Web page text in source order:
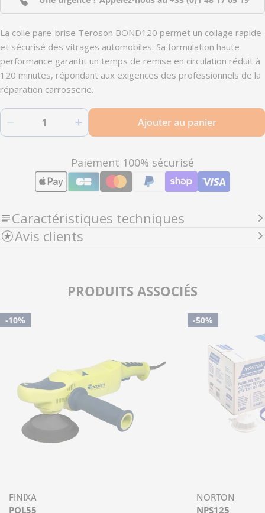
La colle pare-brise Teroson BOND120 permet un collage rapide
et sécurisé des vitrages automobiles. Sa formulation haute
performance garantit un temps de remise en circulation réduit à
120 minutes, répondant aux exigences des professionnels de la
réparation carrosserie.
Quantité
Diminuer la quantité pour BOND120 - Colle
Augmenter la quantité pour
Ajouter au panier
Paiement 100% sécurisé
Modes
de
paiement
Caractéristiques techniques
Avis clients
PRODUITS ASSOCIÉS
-10%
FINIXA
POL55
-50%
NORTON
NPS125